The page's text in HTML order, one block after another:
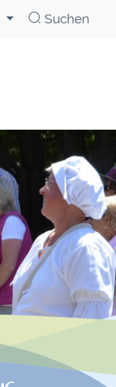
Suchen